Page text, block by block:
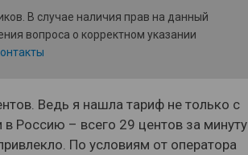
В случае наличия прав на данный
вопроса о корректном указании
Ведь я нашла тариф не только с
Россию – всего 29 центов за минуту
По условиям от оператора